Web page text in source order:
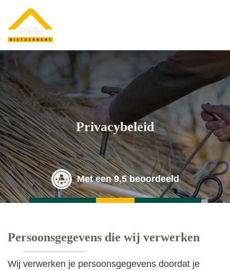
Privacybeleid
Met een 9,5 beoordeeld
Persoonsgegevens die wij verwerken
Wij verwerken je persoonsgegevens doordat je